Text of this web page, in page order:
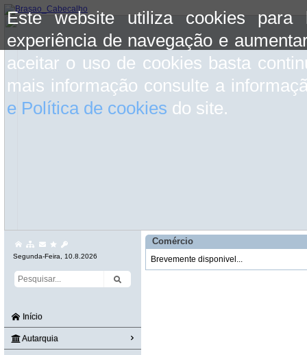
Este website utiliza cookies para
experiência de navegação e
aceitar o uso de cookies basta
mais informação consulte a
e Política de cookies do site.
Segunda-Feira, 10.8.2026
Início
Autarquia
Comércio
Brevemente disponivel...